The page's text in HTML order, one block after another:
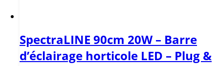
SpectraLINE 90cm 20W – Barre
d’éclairage horticole LED – Plug &